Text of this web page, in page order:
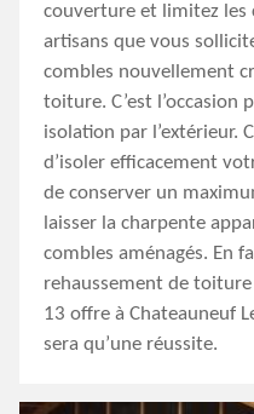
couverture et limitez les
artisans que vous
combles nouvellement
toiture. C’est
isolation par l’extérieur.
d’isoler efficacement
de conserver un
laisser la charpente
combles aménagés. En
rehaussement de
13 offre à Chateauneuf
sera qu’une réussite.